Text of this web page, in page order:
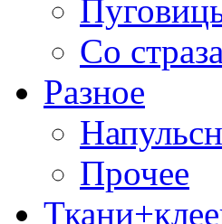
Со
Разное
Прочее